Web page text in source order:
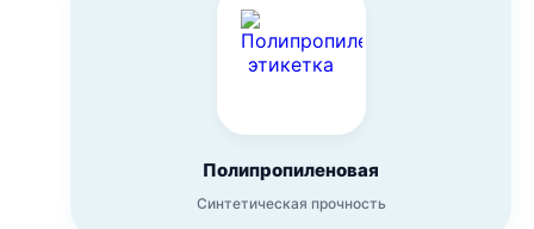
Полипропиленовая
Синтетическая прочность